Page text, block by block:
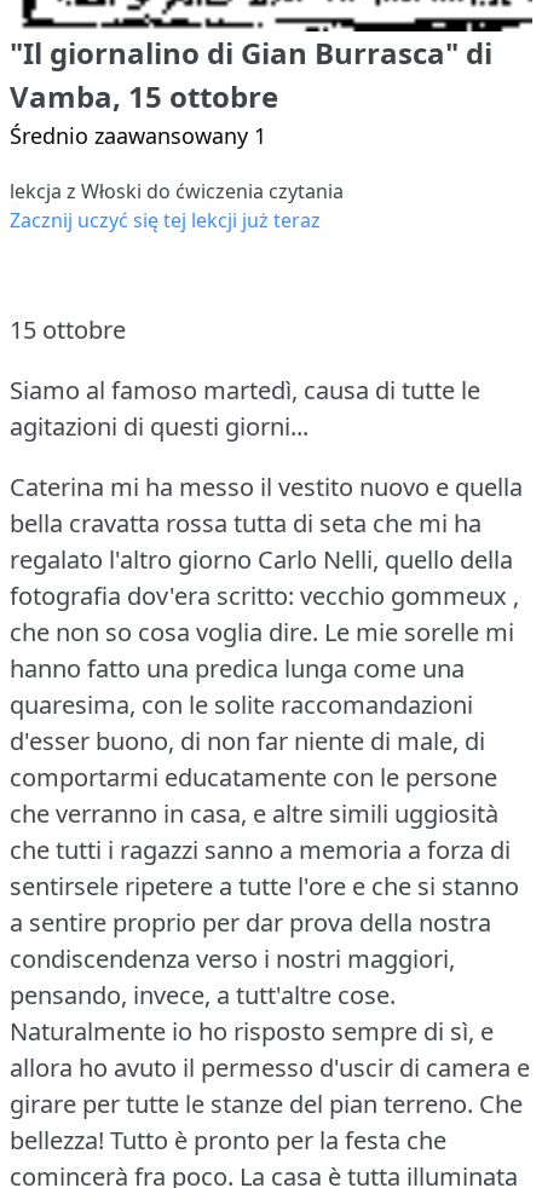
"Il giornalino di Gian Burrasca" di
Vamba, 15 ottobre
Średnio zaawansowany 1
lekcja z Włoski do ćwiczenia czytania
Zacznij uczyć się tej lekcji już teraz
15 ottobre
Siamo al famoso martedì, causa di tutte le
agitazioni di questi giorni...
Caterina mi ha messo il vestito nuovo e quella
bella cravatta rossa tutta di seta che mi ha
regalato l'altro giorno Carlo Nelli, quello della
fotografia dov'era scritto: vecchio gommeux ,
che non so cosa voglia dire. Le mie sorelle mi
hanno fatto una predica lunga come una
quaresima, con le solite raccomandazioni
d'esser buono, di non far niente di male, di
comportarmi educatamente con le persone
che verranno in casa, e altre simili uggiosità
che tutti i ragazzi sanno a memoria a forza di
sentirsele ripetere a tutte l'ore e che si stanno
a sentire proprio per dar prova della nostra
condiscendenza verso i nostri maggiori,
pensando, invece, a tutt'altre cose.
Naturalmente io ho risposto sempre di sì, e
allora ho avuto il permesso d'uscir di camera e
girare per tutte le stanze del pian terreno. Che
bellezza! Tutto è pronto per la festa che
comincerà fra poco. La casa è tutta illuminata